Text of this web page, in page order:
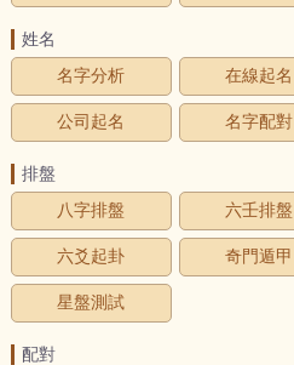
姓名
名字分析
在線起名
公司起名 名字配對
排盤
八字排盤
六壬排盤
六爻起卦 奇門遁甲
星盤測試
配對